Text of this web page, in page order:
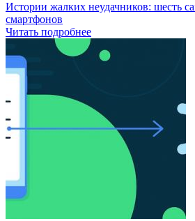
Истории жалких неудачников: шесть
смартфонов
Читать подробнее